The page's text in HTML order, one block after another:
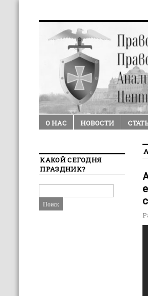
О НАС НОВОСТИ
КАКОЙ СЕГОДНЯ
ПРАЗДНИК?